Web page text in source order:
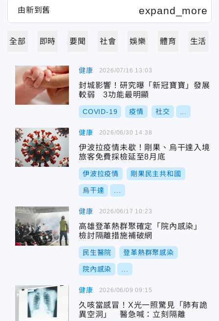
全部 即時 要聞 社會 娛樂 體育 生活
健康
封城影響！研究曝「新冠寶寶」發展
較弱 3功能最明顯
COVID-19 疫情 社交
2026/07/16 13:03
健康
伊波拉疫情未歇！剛果、烏干達入境
旅客免費採檢延至8月底
伊波拉疫情 剛果民主共和國
烏干達
2026/06/30 14:38
健康
高雄登革熱群聚確定「院內感染」
檢討隔離措施補破網
民生醫院 登革熱群聚感染
院內感染
2026/06/17 10:23
健康
久咳當感冒！X光一照驚見「肺有詭
異空洞」 醫急喊：立刻隔離
2026/06/09 09:15